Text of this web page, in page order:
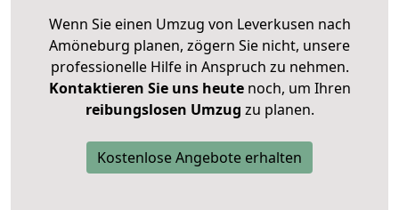
Wenn Sie einen Umzug von Leverkusen nach
Amöneburg planen, zögern Sie nicht, unsere
professionelle Hilfe in Anspruch zu nehmen.
Kontaktieren Sie uns heutenoch, um Ihren
reibungslosen Umzug zu planen.
Kostenlose Angebote erhalten